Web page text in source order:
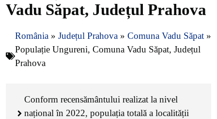
Vadu Săpat, Județul Prahova
România » Județul Prahova » Comuna Vadu Săpat »
Populație Ungureni, Comuna Vadu Săpat, Județul
Prahova
Conform recensământului realizat la nivel
național în 2022, populația totală a localității